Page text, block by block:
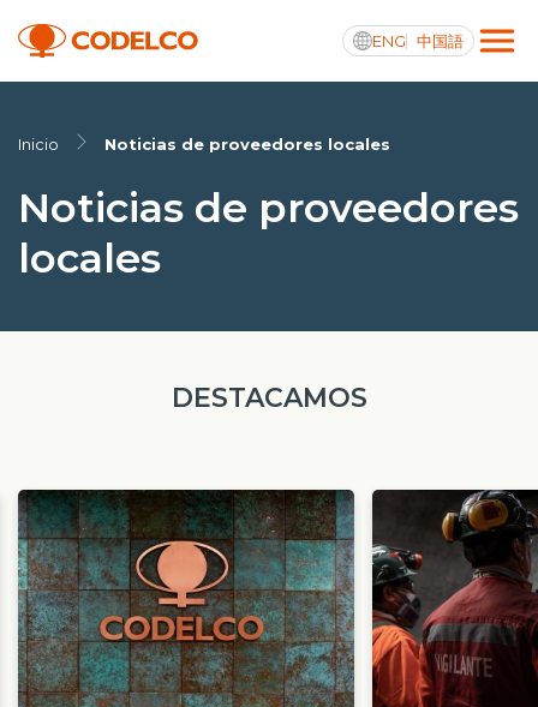
ENG 中国語
Nosotros
Inversionistas
Prensa
Trabaja en Codelco
Transparencia activa
Inicio Noticias de proveedores locales
Noticias de proveedores
locales
DESTACAMOS